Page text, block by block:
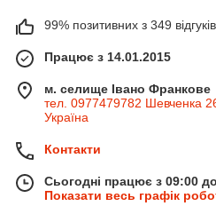
99% позитивних з 349
Працює з 14.01.2015
м. селище Івано Франкове
тел. 0977479782 Шевченка
Україна
Контакти
Сьогодні працює з 09:00
Показати весь графік